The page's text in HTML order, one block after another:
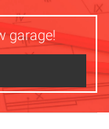
garage!